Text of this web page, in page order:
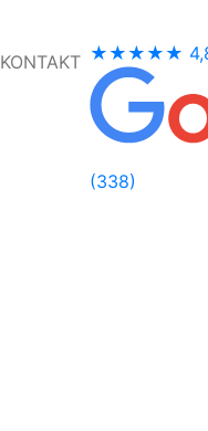
KONTAKT ★★★★★
(338)